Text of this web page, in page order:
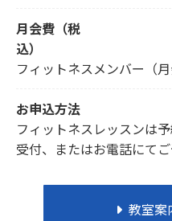
月会費（税
込）
フィットネスメンバー（
お申込方法
フィットネスレッスンは
受付、またはお電話にてご
教室案